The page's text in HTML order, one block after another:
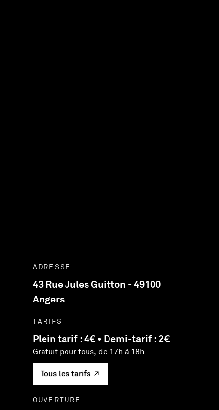
ADRESSE
43 Rue Jules Guitton - 49100
Angers
TARIFS
Plein tarif : 4€ • Demi-tarif : 2€
Gratuit pour tous, de 17h à 18h
Tous les tarifs
OUVERTURE